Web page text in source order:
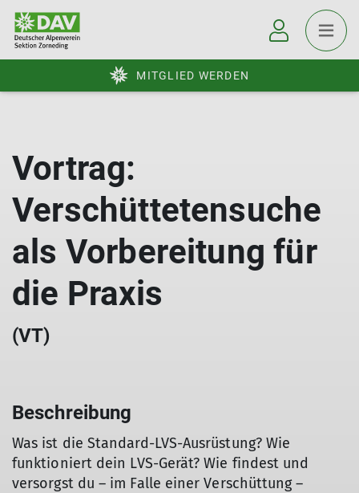
MITGLIED WERDEN
Vortrag:
Verschüttetensuche
als Vorbereitung für
die Praxis
(VT)
Beschreibung
Was ist die Standard-LVS-Ausrüstung? Wie
funktioniert dein LVS-Gerät? Wie findest und
versorgst du – im Falle einer Verschüttung –